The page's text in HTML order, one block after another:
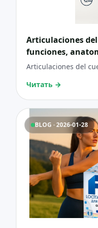
Articulaciones
funciones,
Articulaciones del
Читать →
BLOG · 2026-01-28